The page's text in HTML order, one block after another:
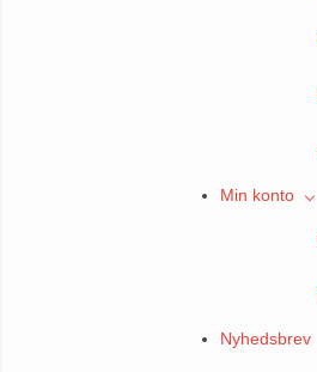
Min konto
Nyhedsbrev